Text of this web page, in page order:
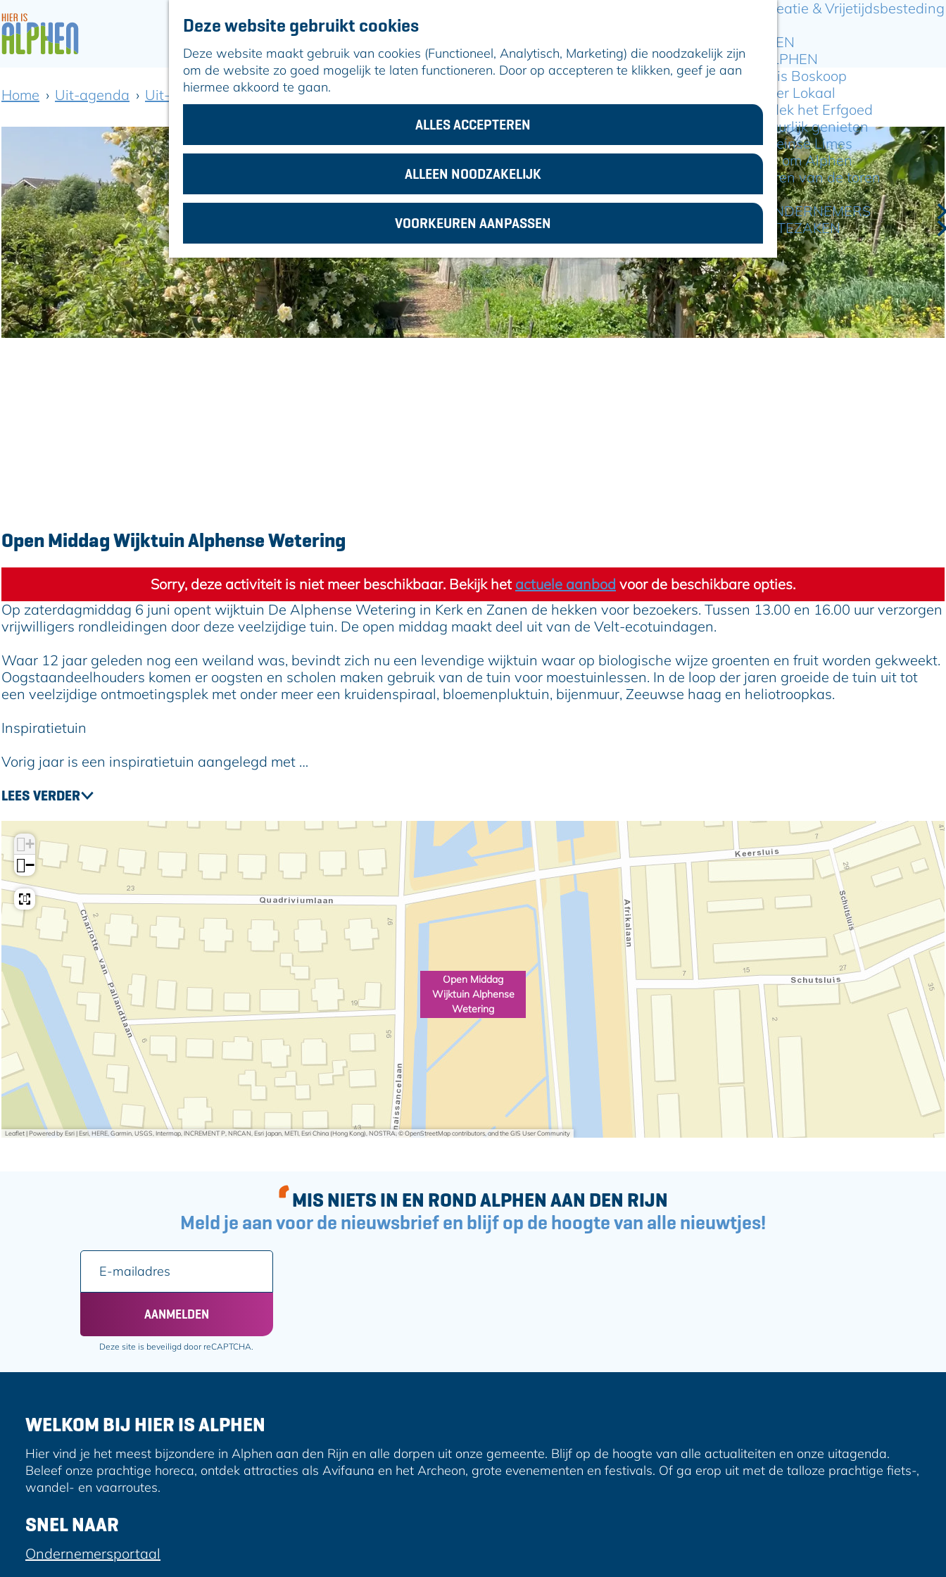
Deze website gebruikt cookies
Deze website maakt gebruik van cookies (Functioneel, Analytisch, Marketing) die noodzakelijk zijn
om de website zo goed mogelijk te laten functioneren. Door op accepteren te klikken, geef je aan
hiermee akkoord te gaan.
ALLES ACCEPTEREN
ALLEEN NOODZAKELIJK
VOORKEUREN AANPASSEN
n
a
e
h
o
m
e
p
a
g
e
Recreatie & Vrijetijdsbesteding
ARTIKELEN
OVER ALPHEN
Hier is Boskoop
Lekker Lokaal
Ontdek het Erfgoed
Natuurlijk genieten
Romeinse Limes
In en om Alphen
Kleuren van de toren
VOOR ONDERNEMERS
GEMEENTEZAKEN
Home Uit-agenda Uit-agenda overzicht Open Middag Wijktuin Alphense Wetering
p
e
n
i
d
d
a
g
W
t
A
p
h
e
n
s
e
W
e
t
e
r
n
g
r
p
n
M
d
d
a
W
j
k
t
i
n
A
p
h
s
W
e
e
n
g
Open Middag Wijktuin Alphense Wetering
Sorry, deze activiteit is niet meer beschikbaar. Bekijk het actuele aanbod voor de beschikbare opties.
Op zaterdagmiddag 6 juni opent wijktuin De Alphense Wetering in Kerk en Zanen de hekken voor bezoekers. Tussen 13.00 en 16.00 uur verzorgen
vrijwilligers rondleidingen door deze veelzijdige tuin. De open middag maakt deel uit van de Velt-ecotuindagen.
Waar 12 jaar geleden nog een weiland was, bevindt zich nu een levendige wijktuin waar op biologische wijze groenten en fruit worden gekweekt.
Oogstaandeelhouders komen er oogsten en scholen maken gebruik van de tuin voor moestuinlessen. In de loop der jaren groeide de tuin uit tot
een veelzijdige ontmoetingsplek met onder meer een kruidenspiraal, bloemenpluktuin, bijenmuur, Zeeuwse haag en heliotroopkas.
Inspiratietuin
Vorig jaar is een inspiratietuin aangelegd met …
LEES VERDER
Open Middag
Wijktuin Alphense
Wetering
+
−
Leaflet|Powered by Esri | Esri, HERE, Garmin, USGS, Intermap, INCREMENT P, NRCAN, Esri Japan, METI, Esri China (Hong Kong), NOSTRA, © OpenStreetMap contributors, and the GIS User Community
MIS NIETS IN EN ROND ALPHEN AAN DEN RIJN
Meld je aan voor de nieuwsbrief en blijf op de hoogte van alle nieuwtjes!
E
m
l
d
s
AANMELDEN
Deze site is beveiligd door reCAPTCHA.
WELKOM BIJ HIER IS ALPHEN
Hier vind je het meest bijzondere in Alphen aan den Rijn en alle dorpen uit onze gemeente. Blijf op de hoogte van alle actualiteiten en onze uitagenda.
Beleef onze prachtige horeca, ontdek attracties als Avifauna en het Archeon, grote evenementen en festivals. Of ga erop uit met de talloze prachtige fiets-,
wandel- en vaarroutes.
SNEL NAAR
Ondernemersportaal